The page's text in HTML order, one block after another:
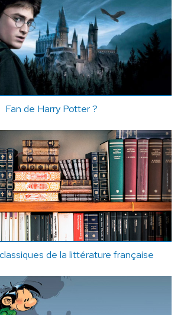
Fan de Harry Potter ?
de la littérature française